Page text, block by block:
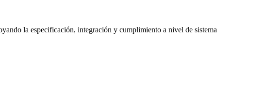
la especificación, integración y cumplimiento a nivel de sistema